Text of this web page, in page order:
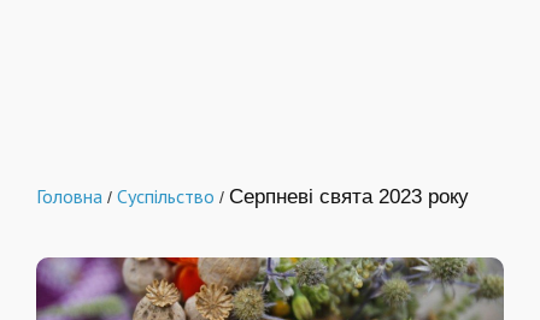
Головна / Суспільство / Серпневі свята 2023 року